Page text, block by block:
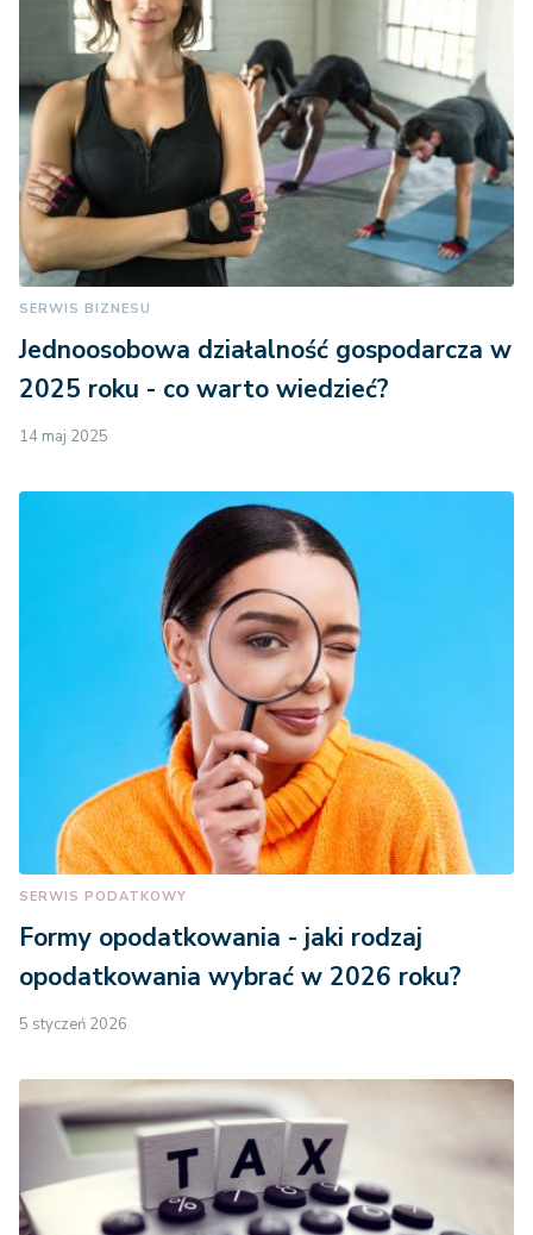
SERWIS BIZNESU
Jednoosobowa działalność gospodarcza w
2025 roku - co warto wiedzieć?
14 maj 2025
SERWIS PODATKOWY
Formy opodatkowania - jaki rodzaj
opodatkowania wybrać w 2026 roku?
5 styczeń 2026